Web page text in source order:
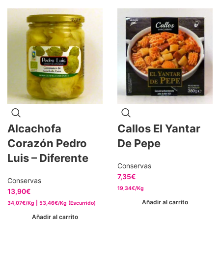
Alcachofa
Corazón Pedro
Luis – Diferente
Conservas
13,90€
34,07€/Kg | 53,46€/Kg (Escurrido)
Añadir al carrito
Callos El Yantar
De Pepe
Conservas
7,35€
19,34€/Kg
Añadir al carrito